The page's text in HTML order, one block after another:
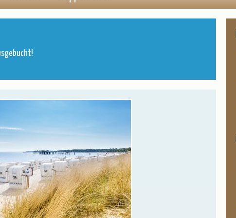
Kroatien
Portugal
Schweiz
Spanien
Tschechien
Ungarn